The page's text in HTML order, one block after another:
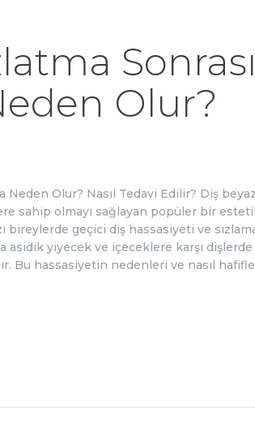
METNI
BLOG
KLINIĞIMIZ
Sonrası
Olur?
Neden Olur? Nasıl Tedavi Edilir? Diş
sahip olmayı sağlayan popüler bir
bireylerde geçici diş hassasiyeti ve
asidik yiyecek ve içeceklere karşı dişlerde
Bu hassasiyetin nedenleri ve nasıl